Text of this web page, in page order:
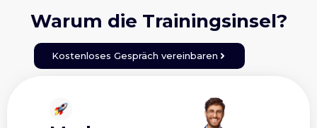
Warum die Trainingsinsel?
Kostenloses Gespräch vereinbaren